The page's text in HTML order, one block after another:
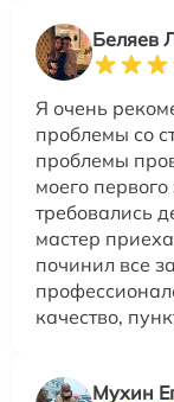
Беляев
Я очень
проблемы со
проблемы
моего
требовались
мастер
починил все
качество,
Мухин